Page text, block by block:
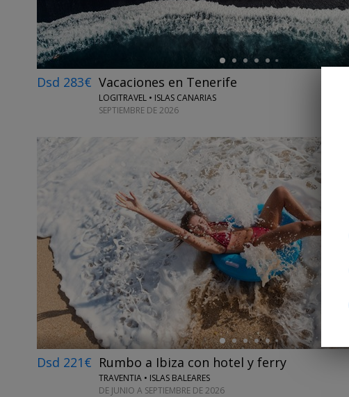
Dsd 283€ Vacaciones en Tenerife
LOGITRAVEL • ISLAS CANARIAS
SEPTIEMBRE DE 2026
←
Dsd 221€ Rumbo a Ibiza con hotel y ferry
TRAVENTIA • ISLAS BALEARES
DE JUNIO A SEPTIEMBRE DE 2026